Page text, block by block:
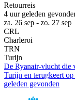
Retourreis
4 uur geleden
za. 26 sep - zo. 27 sep
CRL
Charleroi
TRN
Turijn
De Ryanair-vlucht die
Turijn en terugkeert
geleden gevonden